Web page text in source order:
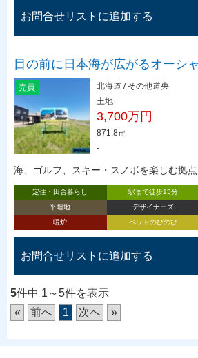
お問合せリストに追加する
目の前に日本海が広がるオーシ
売買
北海道 / その他道央
土地
3,700万円
871.8㎡
-
海、ゴルフ、スキー・スノボを楽しむ拠点
定住・田舎暮らし 駅まで徒歩15分
平坦地
デザイナーズ
暖炉
ペットのびのび
お問合せリストに追加する
5件中 1～5件を表示
«
前へ 1 次へ »